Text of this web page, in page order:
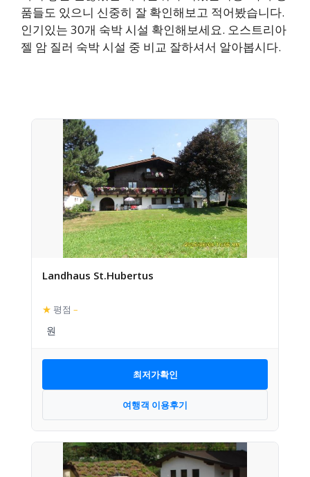
품들도 있으니 신중히 잘 확인해보고 적어봤습니다.
인기있는 30개 숙박 시설 확인해보세요. 오스트리아
젤 암 질러 숙박 시설 중 비교 잘하셔서 알아봅시다.
Landhaus St.Hubertus
★ 평점 –
최저가확인
여행객 이용후기